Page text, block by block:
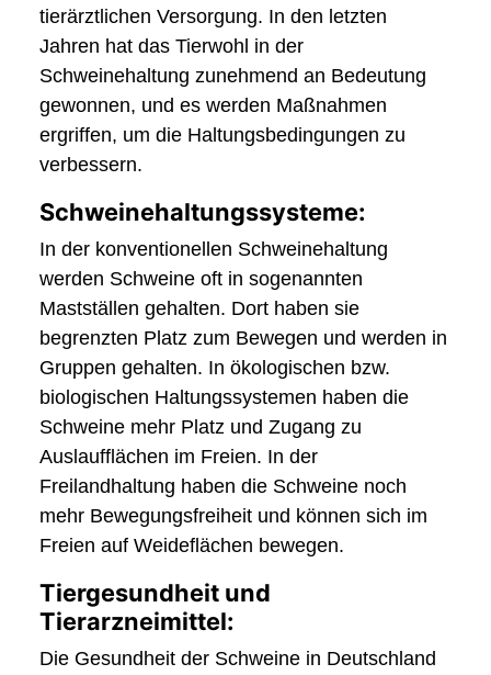
tierärztlichen Versorgung. In den letzten
Jahren hat das Tierwohl in der
Schweinehaltung zunehmend an Bedeutung
gewonnen, und es werden Maßnahmen
ergriffen, um die Haltungsbedingungen zu
verbessern.
Schweinehaltungssysteme:
In der konventionellen Schweinehaltung
werden Schweine oft in sogenannten
Mastställen gehalten. Dort haben sie
begrenzten Platz zum Bewegen und werden in
Gruppen gehalten. In ökologischen bzw.
biologischen Haltungssystemen haben die
Schweine mehr Platz und Zugang zu
Auslaufflächen im Freien. In der
Freilandhaltung haben die Schweine noch
mehr Bewegungsfreiheit und können sich im
Freien auf Weideflächen bewegen.
Tiergesundheit und
Tierarzneimittel:
Die Gesundheit der Schweine in Deutschland